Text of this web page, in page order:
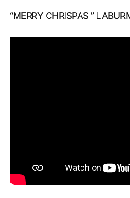
“MERRY CHRISPAS ”